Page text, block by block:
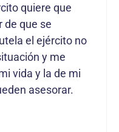
quiere que
de que se
el ejército no
y me
vida y la de mi
asesorar.